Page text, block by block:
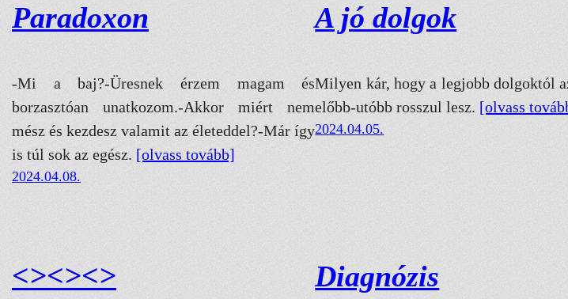
Paradoxon
-Mi a baj?-Üresnek érzem magam és
borzasztóan unatkozom.-Akkor miért nem
mész és kezdesz valamit az életeddel?-Már így
is túl sok az egész. [olvass tovább]
2024.04.08.
A jó dolgok
Milyen kár, hogy a legjobb dolgoktól
előbb-utóbb rosszul lesz. [olvass
2024.04.05.
<><><> Diagnózis